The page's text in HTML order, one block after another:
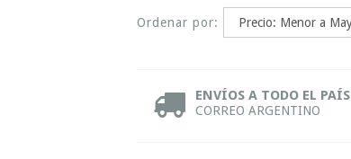
Ordenar por:
ENVÍOS A TODO EL PAÍS
CORREO ARGENTINO